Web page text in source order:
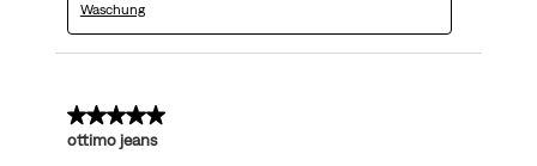
Waschung
5 von 5 Sternen.
ottimo jeans